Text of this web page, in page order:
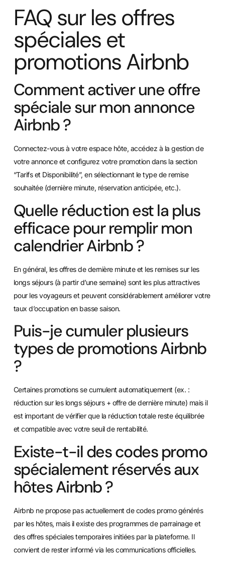
FAQ sur les offres
spéciales et
promotions Airbnb
Comment activer une offre
spéciale sur mon annonce
Airbnb ?
Connectez-vous à votre espace hôte, accédez à la gestion de
votre annonce et configurez votre promotion dans la section
“Tarifs et Disponibilité”, en sélectionnant le type de remise
souhaitée (dernière minute, réservation anticipée, etc.).
Quelle réduction est la plus
efficace pour remplir mon
calendrier Airbnb ?
En général, les offres de dernière minute et les remises sur les
longs séjours (à partir d’une semaine) sont les plus attractives
pour les voyageurs et peuvent considérablement améliorer votre
taux d’occupation en basse saison.
Puis-je cumuler plusieurs
types de promotions Airbnb
?
Certaines promotions se cumulent automatiquement (ex. :
réduction sur les longs séjours + offre de dernière minute) mais il
est important de vérifier que la réduction totale reste équilibrée
et compatible avec votre seuil de rentabilité.
Existe-t-il des codes promo
spécialement réservés aux
hôtes Airbnb ?
Airbnb ne propose pas actuellement de codes promo générés
par les hôtes, mais il existe des programmes de parrainage et
des offres spéciales temporaires initiées par la plateforme. Il
convient de rester informé via les communications officielles.